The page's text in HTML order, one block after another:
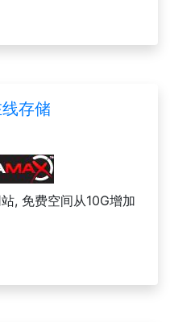
存储
, 免费空间从10G增加